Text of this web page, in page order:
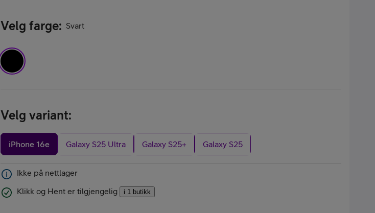
Velg farge: Svart
Velg variant:
iPhone 16e Galaxy S25 Ultra Galaxy S25+ Galaxy S25
Ikke på nettlager
Klikk og Hent er tilgjengelig
i 1 butikk